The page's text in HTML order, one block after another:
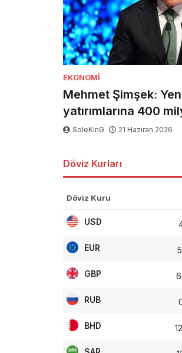
EKONOMI
Mehmet Şimşek:
yatırımlarına 400
SoleKinG 21 Haziran 2026
Döviz Kurları
Döviz Kuru
USD
EUR
GBP
RUB
BHD